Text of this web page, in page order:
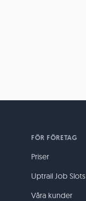
FÖR FÖRETAG
Priser
Uptrail Job Slots
Våra kunder